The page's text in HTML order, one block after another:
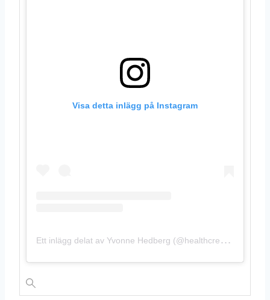
Visa detta inlägg på Instagram
E
tt inlägg delat av Yvonne Hedberg (@healthcreator.se)